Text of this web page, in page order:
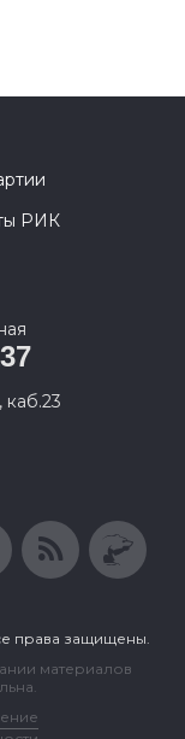
РИК
каб.23
права защищены.
материалов